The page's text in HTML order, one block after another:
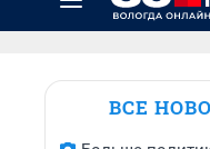
ВСЕ